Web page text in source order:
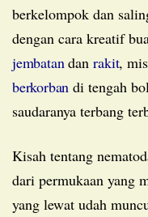
berkelompok dan
dengan cara kreatif
jembatan danrakit,
berkorban di tengah
saudaranya terbang
Kisah tentang nematoda yang bekerja sama buat naik
dari permukaan yang
yang lewat udah